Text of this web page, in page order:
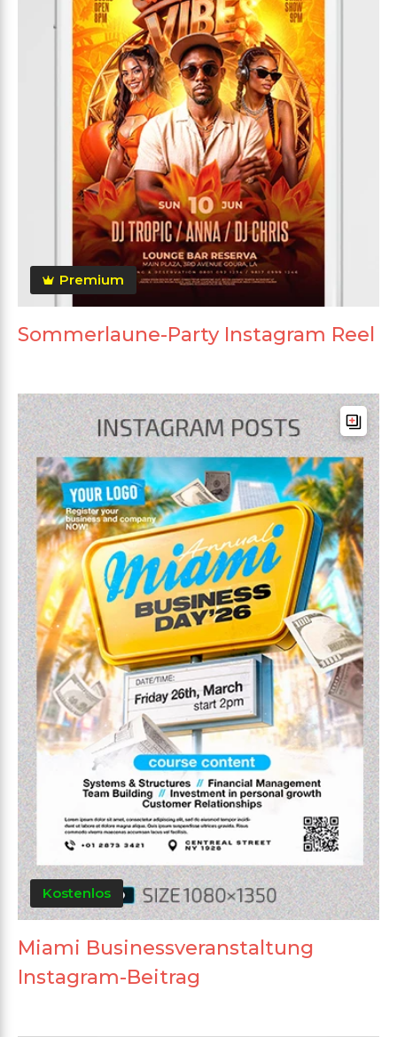
Premium
Sommerlaune-Party Instagram Reel
Kostenlos
Miami Businessveranstaltung
Instagram-Beitrag